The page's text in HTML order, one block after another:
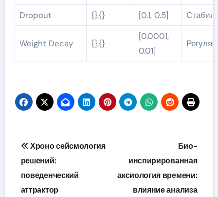
Dropout
{}.{} [0.1, 0.5]
Weight Decay {}.{}
[0.0001,
0.01]
Навигация
по
записям
Хроно сейсмология
решений:
поведенческий
аттрактор
Био-
инспирированная
аксиология времени:
влияние анализа